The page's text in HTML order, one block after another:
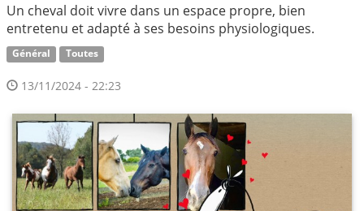
Un cheval doit vivre dans un espace propre, bien
entretenu et adapté à ses besoins physiologiques.
Général Toutes
13/11/2024 - 22:23